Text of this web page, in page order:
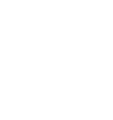
/增量模式是利用第三方
鍵性的應用程式的備份工作
復功 能。
於閱讀報告，以HTML格
法規要求並可定制的安全